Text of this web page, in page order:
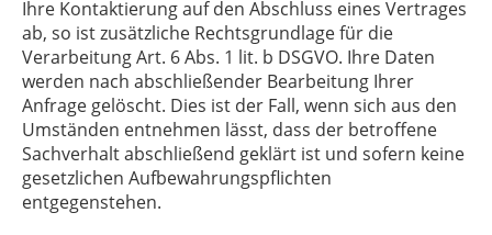
Ihre Kontaktierung auf den Abschluss eines Vertrages
ab, so ist zusätzliche Rechtsgrundlage für die
Verarbeitung Art. 6 Abs. 1 lit. b DSGVO. Ihre Daten
werden nach abschließender Bearbeitung Ihrer
Anfrage gelöscht. Dies ist der Fall, wenn sich aus den
Umständen entnehmen lässt, dass der betroffene
Sachverhalt abschließend geklärt ist und sofern keine
gesetzlichen Aufbewahrungspflichten
entgegenstehen.